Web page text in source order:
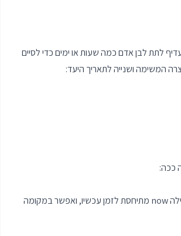
לתת לבן אדם כמה שעות או ימים כדי לסיים
המשימה ושנייה לתאריך היעד:
כמובן שאתם יכולים להעביר מספר ימים שונה או אפילו שעות, דקות, חודשים או שנים. המילה now מתיחסת לזמן עכשיו, ואפשר במקומה